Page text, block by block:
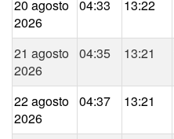
20 agosto
2026
04:33 13:22
21 agosto
2026
04:35 13:21
22 agosto
2026
04:37 13:21